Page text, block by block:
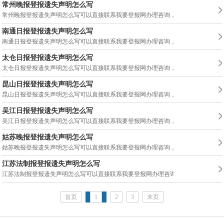
常州晚报登报遗失声明怎么写
常州晚报登报遗失声明怎么写可以直接联系我要登报网办理咨询，证件登报遗失声
南通日报登报遗失声明怎么写
南通日报登报遗失声明怎么写可以直接联系我要登报网办理咨询，证件登报遗失声
太仓日报登报遗失声明怎么写
太仓日报登报遗失声明怎么写可以直接联系我要登报网办理咨询，证件登报遗失声
昆山日报登报遗失声明怎么写
昆山日报登报遗失声明怎么写可以直接联系我要登报网办理咨询，证件登报遗失声
吴江日报登报遗失声明怎么写
吴江日报登报遗失声明怎么写可以直接联系我要登报网办理咨询，证件登报遗失声
姑苏晚报登报遗失声明怎么写
姑苏晚报登报遗失声明怎么写可以直接联系我要登报网办理咨询，证件登报遗失声
江苏法制报登报遗失声明怎么写
江苏法制报登报遗失声明怎么写可以直接联系我要登报网办理咨询，证件登报遗失
首页 1 2 3 末页